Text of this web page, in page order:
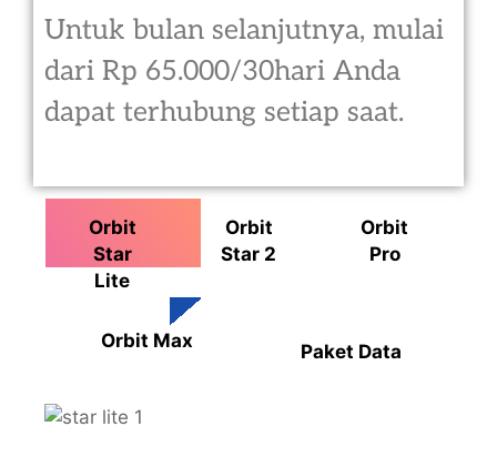
Untuk bulan selanjutnya, mulai
dari Rp 65.000/30hari Anda
dapat terhubung setiap saat.
Orbit
Star
Lite
Orbit
Star 2
Orbit
Pro
Orbit Max Paket Data